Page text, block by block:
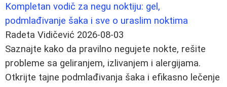
Kompletan vodič za negu noktiju: gel,
podmlađivanje šaka i sve o uraslim noktima
Radeta Vidičević 2026-08-03
Saznajte kako da pravilno negujete nokte, rešite
probleme sa geliranjem, izlivanjem i alergijama.
Otkrijte tajne podmlađivanja šaka i efikasno lečenje